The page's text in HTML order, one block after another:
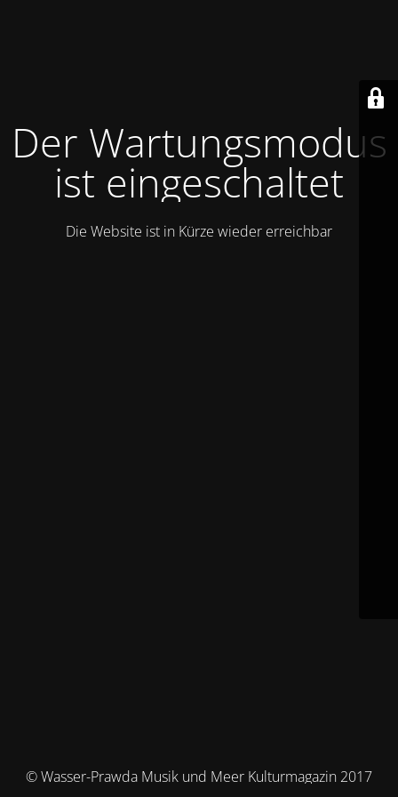
Der Wartungsmodus
ist eingeschaltet
Die Website ist in Kürze wieder erreichbar
© Wasser-Prawda Musik und Meer Kulturmagazin 2017